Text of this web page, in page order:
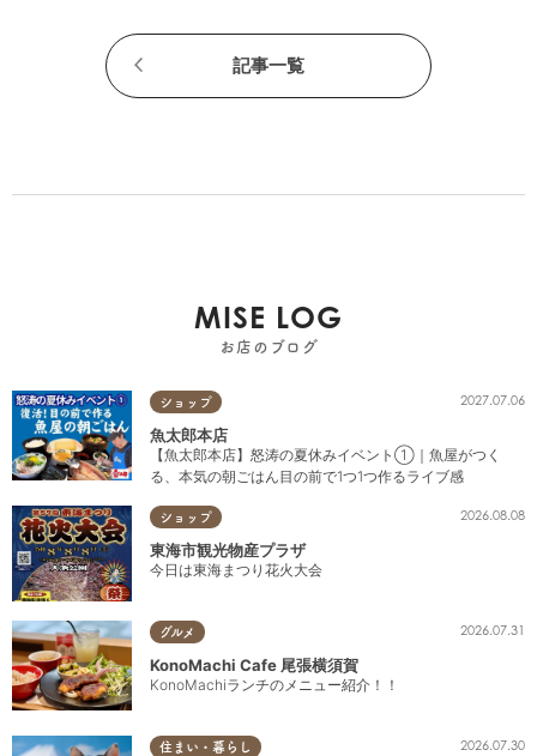
記事一覧
MISE LOG
お店のブログ
ショップ 2027.07.06
魚太郎本店
【魚太郎本店】怒涛の夏休みイベント①｜魚屋がつく
る、本気の朝ごはん目の前で1つ1つ作るライブ感
ショップ 2026.08.08
東海市観光物産プラザ
今日は東海まつり花火大会
グルメ 2026.07.31
KonoMachi Cafe 尾張横須賀
KonoMachiランチのメニュー紹介！！
住まい・暮らし 2026.07.30